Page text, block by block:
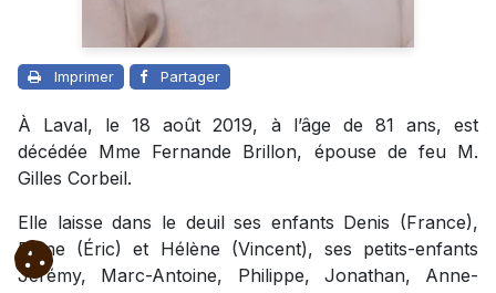
Imprimer Partager
À Laval, le 18 août 2019, à l’âge de 81 ans, est
décédée Mme Fernande Brillon, épouse de feu M.
Gilles Corbeil.
Elle laisse dans le deuil ses enfants Denis (France),
Diane (Éric) et Hélène (Vincent), ses petits-enfants
Jérémy, Marc-Antoine, Philippe, Jonathan, Anne-